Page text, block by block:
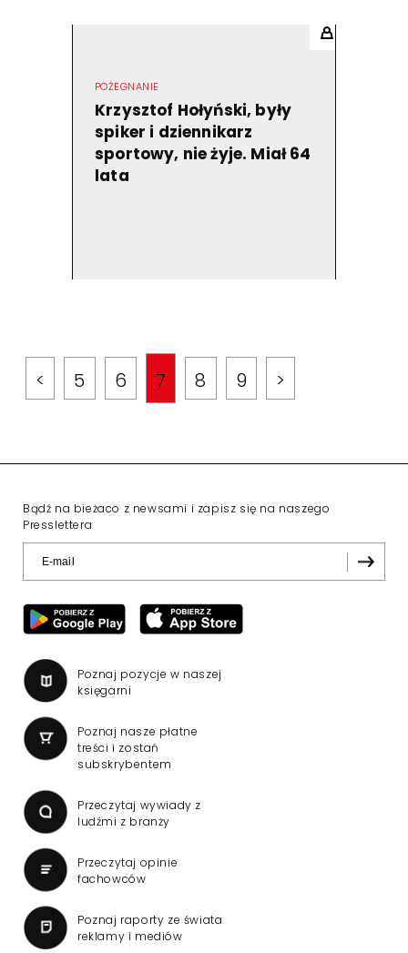
POŻEGNANIE
Krzysztof Hołyński, były
spiker i dziennikarz
sportowy, nie żyje. Miał 64
lata
< 5 6 7 8 9 >
Bądź na bieżaco z newsami i zapisz się na naszego
Presslettera
Poznaj pozycje w naszej
księgarni
Poznaj nasze płatne
treści i zostań
subskrybentem
Przeczytaj wywiady z
ludźmi z branży
Przeczytaj opinie
fachowców
Poznaj raporty ze świata
reklamy i mediów